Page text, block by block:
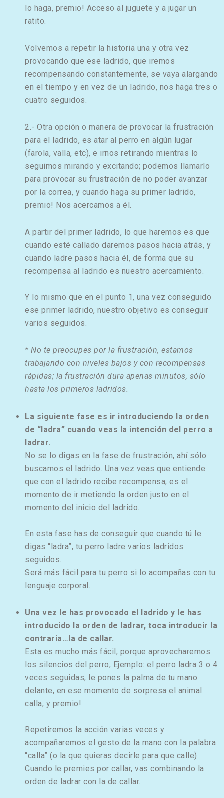
lo haga, premio! Acceso al juguete y a jugar un
ratito.
Volvemos a repetir la historia una y otra vez
provocando que ese ladrido, que iremos
recompensando constantemente, se vaya alargando
en el tiempo y en vez de un ladrido, nos haga tres o
cuatro seguidos.
2.- Otra opción o manera de provocar la frustración
para el ladrido, es atar al perro en algún lugar
(farola, valla, etc), e irnos retirando mientras lo
seguimos mirando y excitando; podemos llamarlo
para provocar su frustración de no poder avanzar
por la correa, y cuando haga su primer ladrido,
premio! Nos acercamos a él.
A partir del primer ladrido, lo que haremos es que
cuando esté callado daremos pasos hacia atrás, y
cuando ladre pasos hacia él, de forma que su
recompensa al ladrido es nuestro acercamiento.
Y lo mismo que en el punto 1, una vez conseguido
ese primer ladrido, nuestro objetivo es conseguir
varios seguidos.
* No te preocupes por la frustración, estamos
trabajando con niveles bajos y con recompensas
rápidas; la frustración dura apenas minutos, sólo
hasta los primeros ladridos.
La siguiente fase es ir introduciendo la orden
de “ladra” cuando veas la intención del perro a
ladrar.
No se lo digas en la fase de frustración, ahí sólo
buscamos el ladrido. Una vez veas que entiende
que con el ladrido recibe recompensa, es el
momento de ir metiendo la orden justo en el
momento del inicio del ladrido.
En esta fase has de conseguir que cuando tú le
digas “ladra”, tu perro ladre varios ladridos
seguidos.
Será más fácil para tu perro si lo acompañas con tu
lenguaje corporal.
Una vez le has provocado el ladrido y le has
introducido la orden de ladrar, toca introducir la
contraria…la de callar.
Esta es mucho más fácil, porque aprovecharemos
los silencios del perro; Ejemplo: el perro ladra 3 o 4
veces seguidas, le pones la palma de tu mano
delante, en ese momento de sorpresa el animal
calla, y premio!
Repetiremos la acción varias veces y
acompañaremos el gesto de la mano con la palabra
“calla” (o la que quieras decirle para que calle).
Cuando le premies por callar, vas combinando la
orden de ladrar con la de callar.